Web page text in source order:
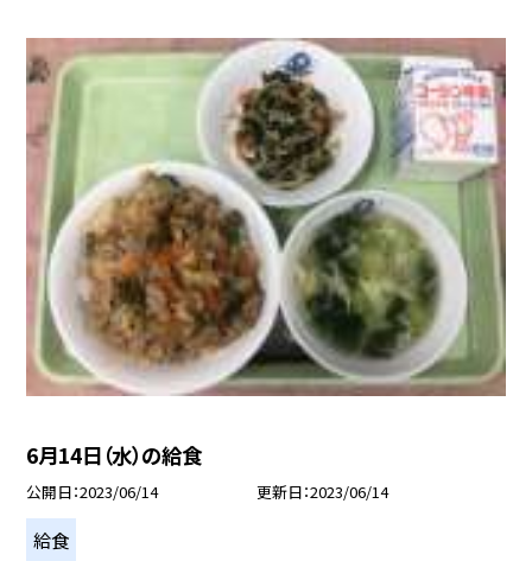
6月14日（水）の給食
公開日 2023/06/14 更新日 2023/06/14
給食